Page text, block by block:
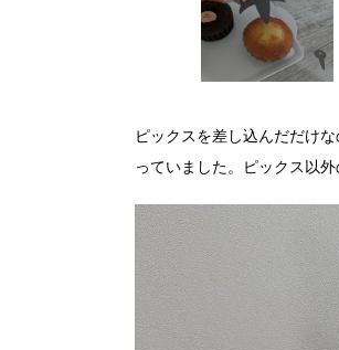
ピックスを差し込んだだけ
っていました。ピックス以